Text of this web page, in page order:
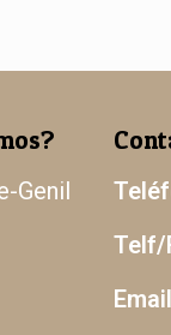
Genil
Telf/